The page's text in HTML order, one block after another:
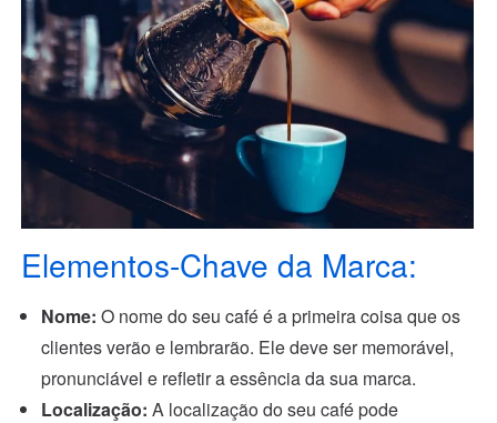
Elementos-Chave da Marca:
Nome: O nome do seu café é a primeira coisa que os
clientes verão e lembrarão. Ele deve ser memorável,
pronunciável e refletir a essência da sua marca.
Localização: A localização do seu café pode